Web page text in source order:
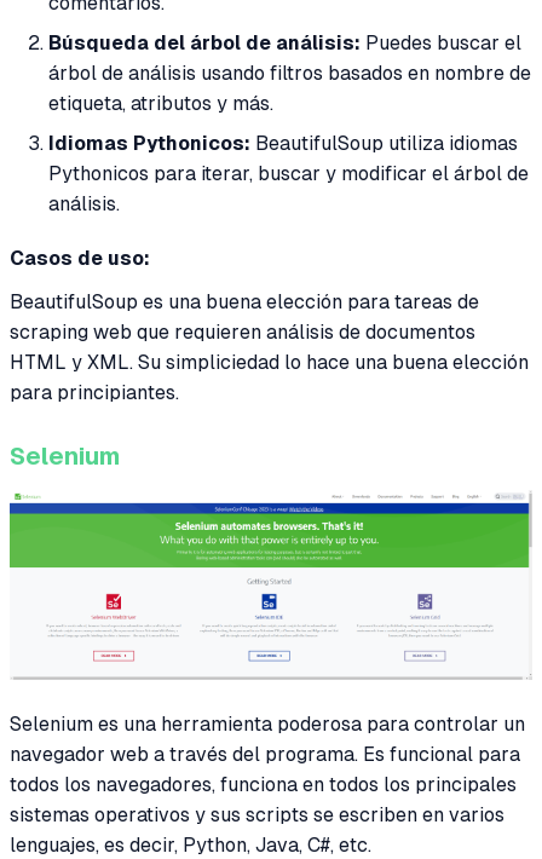
Búsqueda del árbol de análisis: Puedes buscar el
árbol de análisis usando filtros basados en nombre de
etiqueta, atributos y más.
Idiomas Pythonicos: BeautifulSoup utiliza idiomas
Pythonicos para iterar, buscar y modificar el árbol de
análisis.
Casos de uso:
BeautifulSoup es una buena elección para tareas de
scraping web que requieren análisis de documentos
HTML y XML. Su simpliciedad lo hace una buena elección
para principiantes.
Selenium
Selenium es una herramienta poderosa para controlar un
navegador web a través del programa. Es funcional para
todos los navegadores, funciona en todos los principales
sistemas operativos y sus scripts se escriben en varios
lenguajes, es decir, Python, Java, C#, etc.